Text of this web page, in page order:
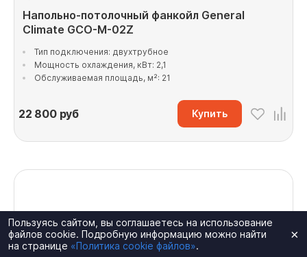
Напольно-потолочный фанкойл General
Climate GCO-M-02Z
Тип подключения: двухтрубное
Мощность охлаждения, кВт: 2,1
Обслуживаемая площадь, м²: 21
22 800руб Купить
×
Пользуясь сайтом, вы соглашаетесь на использование
файлов cookie. Подробную информацию можно найти
на странице «Политика cookie файлов».